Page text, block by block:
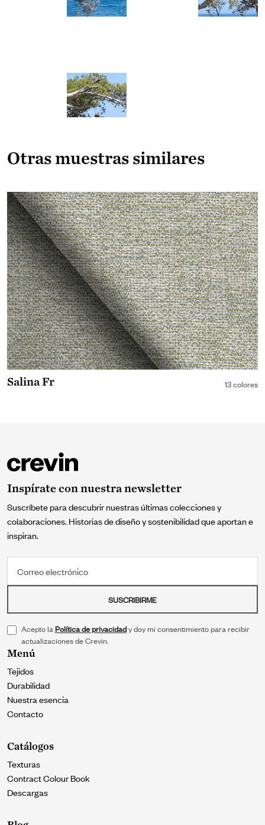
Otras muestras similares
Salina Fr 13 colores
Inspírate con nuestra newsletter
Suscríbete para descubrir nuestras últimas colecciones y
colaboraciones. Historias de diseño y sostenibilidad que aportan e
inspiran.
SUSCRIBIRME
Acepto laPolítica de privacidady doy mi consentimiento para recibir
actualizaciones de Crevin.
Menú
Tejidos
Durabilidad
Nuestra esencia
Contacto
Catálogos
Texturas
Contract Colour Book
Descargas